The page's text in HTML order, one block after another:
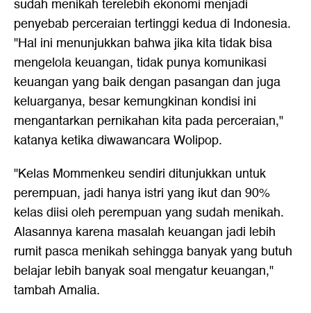
sudah menikah terelebih ekonomi menjadi
penyebab perceraian tertinggi kedua di Indonesia.
"Hal ini menunjukkan bahwa jika kita tidak bisa
mengelola keuangan, tidak punya komunikasi
keuangan yang baik dengan pasangan dan juga
keluarganya, besar kemungkinan kondisi ini
mengantarkan pernikahan kita pada perceraian,"
katanya ketika diwawancara Wolipop.
"Kelas Mommenkeu sendiri ditunjukkan untuk
perempuan, jadi hanya istri yang ikut dan 90%
kelas diisi oleh perempuan yang sudah menikah.
Alasannya karena masalah keuangan jadi lebih
rumit pasca menikah sehingga banyak yang butuh
belajar lebih banyak soal mengatur keuangan,"
tambah Amalia.